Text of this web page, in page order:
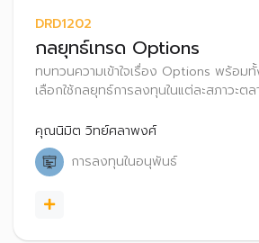
DRD1202
กลยุทธ์เทรด Options
ทบทวนความเข้าใจเรื่อง Options พร้อม
เลือกใช้กลยุทธ์การลงทุนในแต่ละสภาวะต
คุณนิมิต วิทย์ศลาพงศ์
การลงทุนในอนุพันธ์